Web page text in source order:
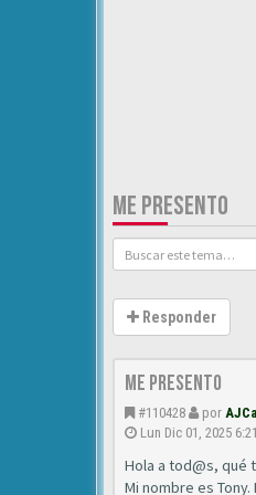
ME PRESENTO
Responder
Me presento
#110428 por
Lun Dic 01, 2025
Hola a tod@s, qué
Mi nombre es